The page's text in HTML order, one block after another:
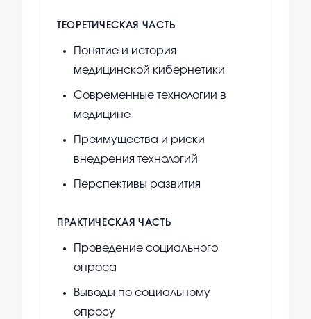
ТЕОРЕТИЧЕСКАЯ ЧАСТЬ
Понятие и история
медицинской кибернетики
Современные технологии в
медицине
Преимущества и риски
внедрения технологий
Перспективы развития
ПРАКТИЧЕСКАЯ ЧАСТЬ
Проведение социального
опроса
Выводы по социальному
опросу